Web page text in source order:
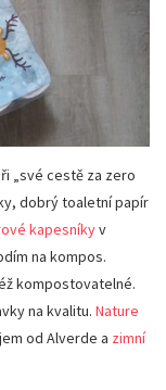
„své cestě za zero
dobrý toaletní papír
kapesníkyv
na kompos.
kompostovatelné.
na kvalitu. Nature
od Alverde a zimní